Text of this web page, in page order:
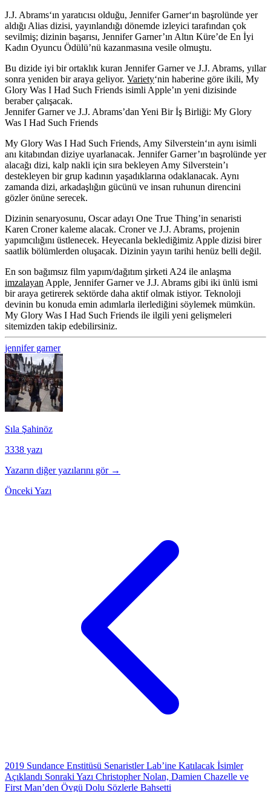
J.J. Abrams‘ın yaratıcısı olduğu, Jennifer Garner‘ın başrolünde yer
aldığı Alias dizisi, yayınlandığı dönemde izleyici tarafından çok
sevilmiş; dizinin başarısı, Jennifer Garner’ın Altın Küre’de En İyi
Kadın Oyuncu Ödülü’nü kazanmasına vesile olmuştu.
Bu dizide iyi bir ortaklık kuran Jennifer Garner ve J.J. Abrams, yıllar
sonra yeniden bir araya geliyor. Variety‘nin haberine göre ikili, My
Glory Was I Had Such Friends isimli Apple’ın yeni dizisinde
beraber çalışacak.
Jennifer Garner ve J.J. Abrams’dan Yeni Bir İş Birliği: My Glory
Was I Had Such Friends
My Glory Was I Had Such Friends, Amy Silverstein‘ın aynı isimli
anı kitabından diziye uyarlanacak. Jennifer Garner’ın başrolünde yer
alacağı dizi, kalp nakli için sıra bekleyen Amy Silverstein’ı
destekleyen bir grup kadının yaşadıklarına odaklanacak. Aynı
zamanda dizi, arkadaşlığın gücünü ve insan ruhunun direncini
gözler önüne serecek.
Dizinin senaryosunu, Oscar adayı One True Thing’in senaristi
Karen Cronerkaleme alacak. Croner ve J.J. Abrams, projenin
yapımcılığını üstlenecek. Heyecanla beklediğimiz Apple dizisi birer
saatlik bölümlerden oluşacak. Dizinin yayın tarihi henüz belli değil.
En son bağımsız film yapım/dağıtım şirketi A24 ile anlaşma
imzalayan Apple, Jennifer Garner ve J.J. Abrams gibi iki ünlü ismi
bir araya getirerek sektörde daha aktif olmak istiyor. Teknoloji
devinin bu konuda emin adımlarla ilerlediğini söylemek mümkün.
My Glory Was I Had Such Friends ile ilgili yeni gelişmeleri
sitemizden takip edebilirsiniz.
jennifer garner
Sıla Şahinöz
3338 yazı
Yazarın diğer yazılarını gör →
Önceki Yazı
2019 Sundance Enstitüsü Senaristler Lab’ine Katılacak İsimler
Açıklandı Sonraki Yazı Christopher Nolan, Damien Chazelle ve
First Man’den Övgü Dolu Sözlerle Bahsetti